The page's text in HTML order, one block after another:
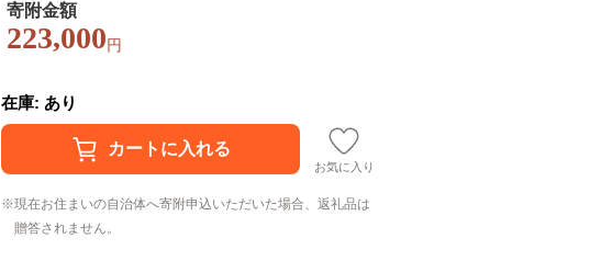
寄附金額
223,000 円
在庫: あり
お気に入り
現在お住まいの自治体へ寄附申込いただいた場合、返礼品は
贈答されません。